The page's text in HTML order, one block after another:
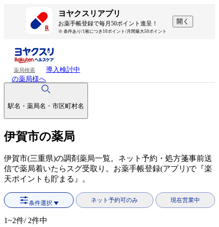
ヨヤクスリアプリ
お薬手帳登録で毎月50ポイント進呈！
※ 条件あり/1枚につき10ポイント/月間最大50ポイント
開く
薬局検索
導入検討中
の薬局様へ
駅名・薬局名・市区町村名
伊賀市の薬局
伊賀市(三重県)の調剤薬局一覧。ネット予約・処方箋事前送
信で薬局着いたらスグ受取り。お薬手帳登録(アプリ)で『楽
天ポイントも貯まる』。
条件選択 ネット予約可のみ 現在営業中
1~2件/ 2件中